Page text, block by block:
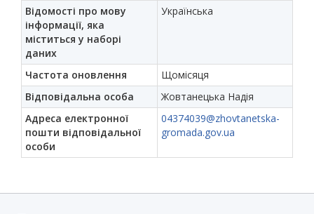
Відомості про мову
інформації, яка
міститься у наборі
даних
Українська
Частота оновлення
Щомісяця
Відповідальна особа
Жовтанецька Надія
Адреса електронної
пошти відповідальної
особи
04374039@zhovtanetska-
gromada.gov.ua